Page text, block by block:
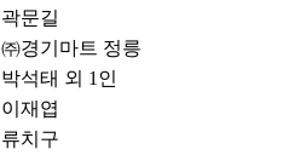
곽문길
㈜경기마트 정릉
박석태 외 1인
이재엽
류치구